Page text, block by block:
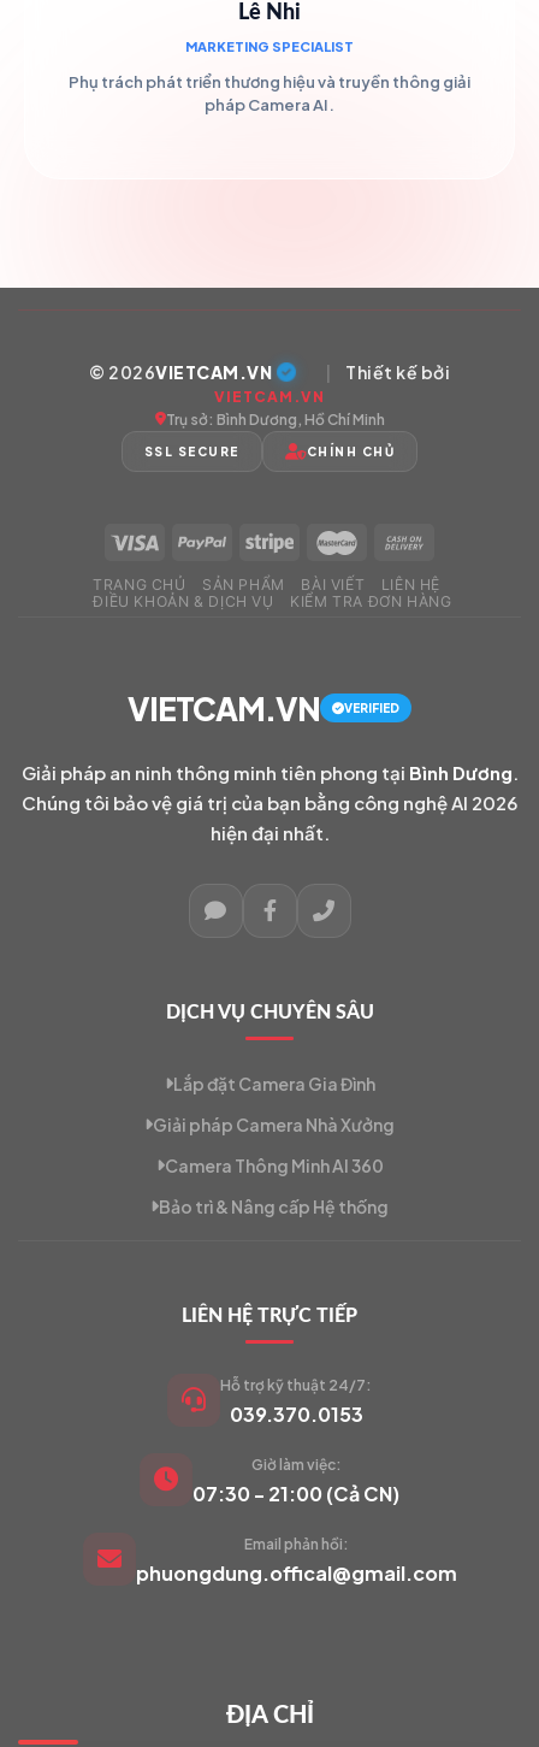
VIETCAM.VN
Đang trực tuyến
Lê Nhi
MARKETING SPECIALIST
Phụ trách phát triển thương hiệu và truyền thông giải
pháp Camera AI.
© 2026VIETCAM.VN | Thiết kế bởi
VIETCAM.VN
Trụ sở: Bình Dương, Hồ Chí Minh
SSL SECURE CHÍNH CHỦ
TRANG CHỦ SẢN PHẨM BÀI VIẾT
LIÊN HỆ
ĐIỀU KHOẢN & DỊCH VỤ
KIỂM TRA ĐƠN HÀNG
VIETCAM.VN VERIFIED
Giải pháp an ninh thông minh tiên phong tại Bình Dương
Chúng tôi bảo vệ giá trị của bạn bằng công nghệ AI 2026
hiện đại nhất.
DỊCH VỤ CHUYÊN SÂU
Lắp đặt Camera Gia Đình
Giải pháp Camera Nhà Xưởng
Camera Thông Minh AI 360
Bảo trì & Nâng cấp Hệ thống
LIÊN HỆ TRỰC TIẾP
Hỗ trợ kỹ thuật 24/7:
039.370.0153
Giờ làm việc:
07:30 - 21:00 (Cả CN)
Email phản hồi:
phuongdung.offical@gmail.com
ĐỊA CHỈ